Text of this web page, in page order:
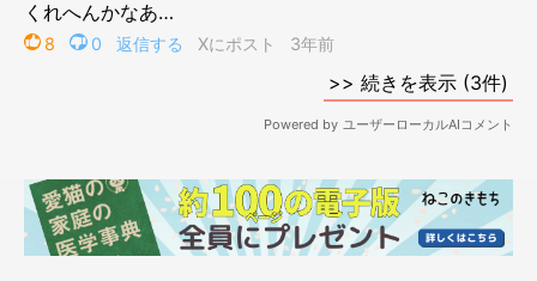
ぴとっ♡
と密着して、丸くなっちゃいました。どうや
やってきたようです。